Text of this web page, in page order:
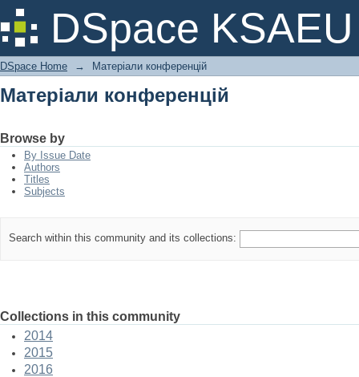
DSpace KSAEU
Матеріали конференцій
DSpace Home → Матеріали конференцій
Матеріали конференцій
Browse by
By Issue Date
Authors
Titles
Subjects
Search within this community and its collections:
Collections in this community
2014
2015
2016